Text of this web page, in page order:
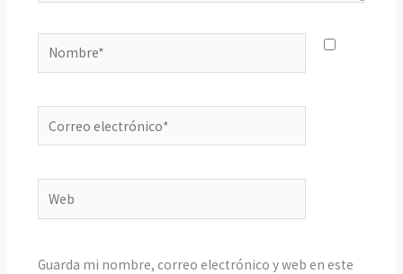
Nombre*
Correo
electrónico*
Web
Guarda mi nombre, correo electrónico y web en este